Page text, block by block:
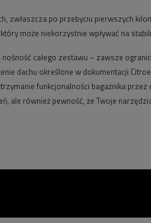
po przebyciu pierwszych
może niekorzystnie wpływać na
całego zestawu – zawsze
dachu określone w dokumentacji
funkcjonalności bagażnika przez
ale również pewność, że Twoje